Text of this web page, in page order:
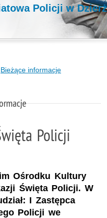
Policji w
Bieżące informacje
Policji
Ośrodku Kultury
Święta Policji. W
I Zastępca
Policji we